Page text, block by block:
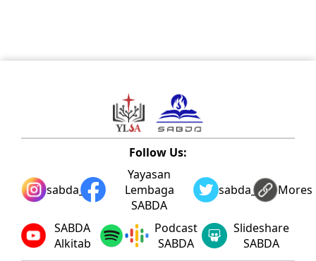
Follow Us:
sabda_ylsa
Yayasan
Lembaga
SABDA
sabda_ylsaMores
SABDA
Alkitab
Podcast
SABDA
Slideshare
SABDA